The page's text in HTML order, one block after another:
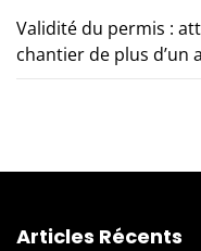
Validité du permis :
chantier de plus d’un
Articles Récents